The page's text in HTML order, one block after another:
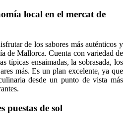
local en el mercat de
de los sabores más auténticos y
de Mallorca. Cuenta con variedad de
típicas ensaimadas, la sobrasada, los
más. Es un plan excelente, ya que
desde un punto de vista más
puestas de sol